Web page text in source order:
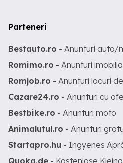
Parteneri
Bestauto.ro - Anunturi auto/
Romimo.ro - Anunturi
Romjob.ro - Anunturi locuri
Cazare24.ro - Anunturi cu
Bestbike.ro - Anunturi moto
Animalutul.ro - Anunturi
Startapro.hu - Ingyenes
Quoka.de - Kostenlose